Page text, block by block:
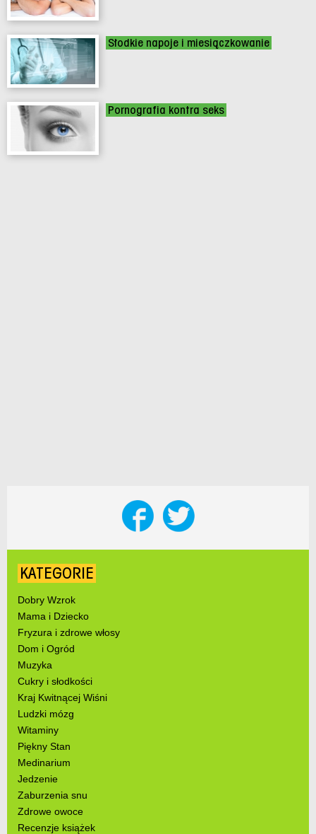
Słodkie napoje i miesiączkowanie
Pornografia kontra seks
KATEGORIE
Dobry Wzrok
Mama i Dziecko
Fryzura i zdrowe włosy
Dom i Ogród
Muzyka
Cukry i słodkości
Kraj Kwitnącej Wiśni
Ludzki mózg
Witaminy
Piękny Stan
Medinarium
Jedzenie
Zaburzenia snu
Zdrowe owoce
Recenzje książek